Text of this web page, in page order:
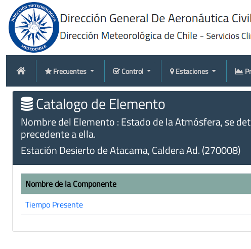
Frecuentes Control Estaciones
Catalogo de Elemento
Nombre del Elemento : Estado de la Atmósfera, se
precedente a ella.
Estación Desierto de Atacama, Caldera Ad. (270008)
Nombre de la Componente
Tiempo Presente